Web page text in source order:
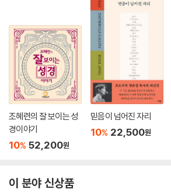
조혜련의 잘 보이는 성
경이야기
10% 52,200원
믿음이 넘어진 자리
10% 22,500원
이 분야 신상품